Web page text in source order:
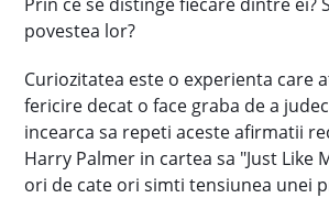
povestea lor?
Curiozitatea este o experienta care
fericire decat o face graba de a
incearca sa repeti aceste afirmatii
Harry Palmer in cartea sa "Just Like
ori de cate ori simti tensiunea unei